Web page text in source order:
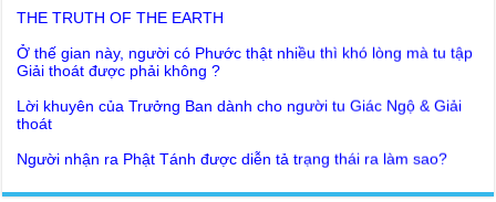
Ở thế gian này, người có Phước thật nhiều thì khó lòng mà tu tập
Giải thoát được phải không ?
Lời khuyên của Trưởng Ban dành cho người tu Giác Ngộ & Giải
thoát
Người nhận ra Phật Tánh được diễn tả trạng thái ra làm sao?
Đức Phật dạy về cách tạo Công Đức và Phước Đức
Nguyễn Nhân nói gì?